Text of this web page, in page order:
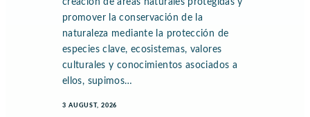
creación de áreas naturales protegidas y
promover la conservación de la
naturaleza mediante la protección de
especies clave, ecosistemas, valores
culturales y conocimientos asociados a
ellos, supimos…
3 AUGUST, 2026